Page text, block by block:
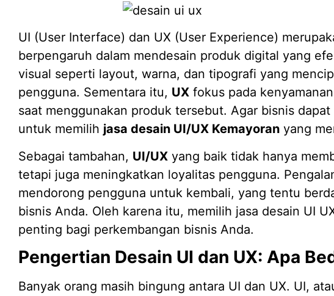
UI (User Interface) dan UX (User Experience)
berpengaruh dalam mendesain produk digital yang
visual seperti layout, warna, dan tipografi yang
pengguna. Sementara itu, UX fokus pada
saat menggunakan produk tersebut. Agar bisnis
untuk memilih jasa desain UI/UX Kemayoran yang
Sebagai tambahan, UI/UX yang baik tidak hanya
tetapi juga meningkatkan loyalitas pengguna.
mendorong pengguna untuk kembali, yang tentu
bisnis Anda. Oleh karena itu, memilih jasa desain UI
penting bagi perkembangan bisnis Anda.
Pengertian Desain UI dan UX: Apa
Banyak orang masih bingung antara UI dan UX. UI,